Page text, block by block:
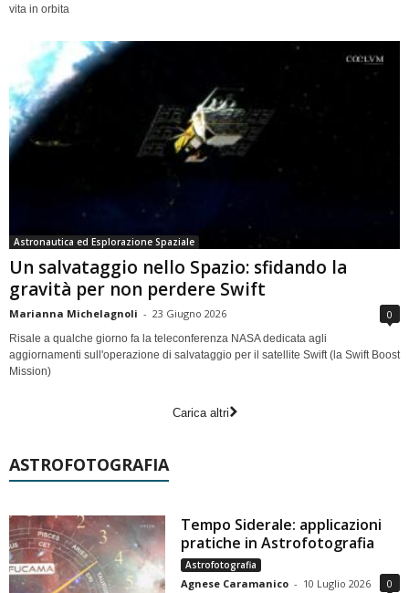
vita in orbita
Astronautica ed Esplorazione Spaziale
Un salvataggio nello Spazio: sfidando la
gravità per non perdere Swift
Marianna Michelagnoli - 23 Giugno 2026 0
Risale a qualche giorno fa la teleconferenza NASA dedicata agli
aggiornamenti sull'operazione di salvataggio per il satellite Swift (la Swift Boost
Mission)
Carica altri
ASTROFOTOGRAFIA
Tempo Siderale: applicazioni
pratiche in Astrofotografia
Astrofotografia
Agnese Caramanico - 10 Luglio 2026 0